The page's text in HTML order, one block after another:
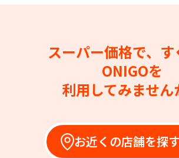
スーパー価格で、す
ONIGOを
利用してみません
お近くの店舗を探す